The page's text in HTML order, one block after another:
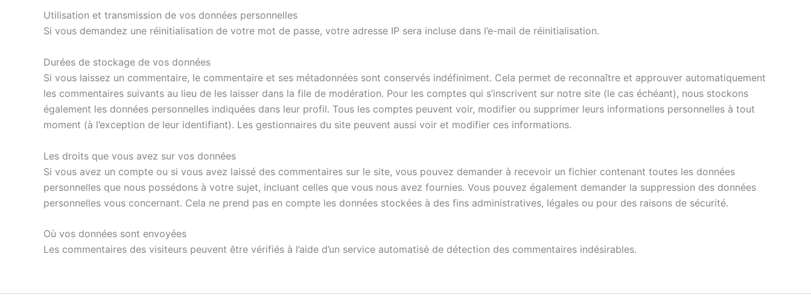
Utilisation et transmission de vos données personnelles
Si vous demandez une réinitialisation de votre mot de passe, votre adresse IP sera incluse dans l’e-mail de réinitialisation.
Durées de stockage de vos données
Si vous laissez un commentaire, le commentaire et ses métadonnées sont conservés indéfiniment. Cela permet de reconnaître et approuver automatiquement
les commentaires suivants au lieu de les laisser dans la file de modération. Pour les comptes qui s’inscrivent sur notre site (le cas échéant), nous stockons
également les données personnelles indiquées dans leur profil. Tous les comptes peuvent voir, modifier ou supprimer leurs informations personnelles à tout
moment (à l’exception de leur identifiant). Les gestionnaires du site peuvent aussi voir et modifier ces informations.
Les droits que vous avez sur vos données
Si vous avez un compte ou si vous avez laissé des commentaires sur le site, vous pouvez demander à recevoir un fichier contenant toutes les données
personnelles que nous possédons à votre sujet, incluant celles que vous nous avez fournies. Vous pouvez également demander la suppression des données
personnelles vous concernant. Cela ne prend pas en compte les données stockées à des fins administratives, légales ou pour des raisons de sécurité.
Où vos données sont envoyées
Les commentaires des visiteurs peuvent être vérifiés à l’aide d’un service automatisé de détection des commentaires indésirables.